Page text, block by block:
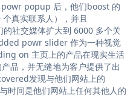
popup 后，他们boost 的
真实联系人），并且
社交媒体扩大到 6000 多个关
powr slider 作为一种视觉
on 主页上的产品在现实生活
品，并无缝地为客户提供了出
发现与他们网站上的
时间是他们网站上任何其他人的